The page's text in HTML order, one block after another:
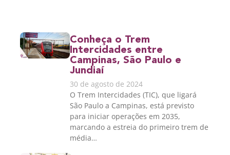
Conheça o Trem
Intercidades entre
Campinas, São Paulo e
Jundiaí
30 de agosto de 2024
O Trem Intercidades (TIC), que ligará
São Paulo a Campinas, está previsto
para iniciar operações em 2035,
marcando a estreia do primeiro trem de
média…